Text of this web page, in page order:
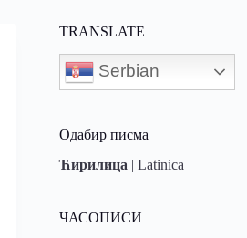
TRANSLATE
Serbian
Одабир писма
Ћирилица |Latinica
ЧАСОПИСИ